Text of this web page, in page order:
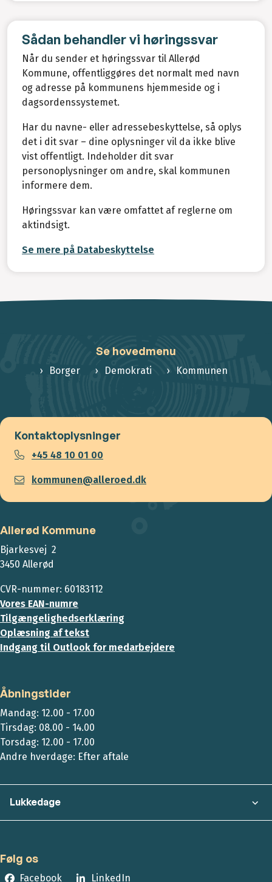
Sådan behandler vi høringssvar
Når du sender et høringssvar til Allerød
Kommune, offentliggøres det normalt med navn
og adresse på kommunens hjemmeside og i
dagsordenssystemet.
Har du navne- eller adressebeskyttelse, så oplys
det i dit svar – dine oplysninger vil da ikke blive
vist offentligt. Indeholder dit svar
personoplysninger om andre, skal kommunen
informere dem.
Høringssvar kan være omfattet af reglerne om
aktindsigt.
Se mere på Databeskyttelse
Se hovedmenu
Borger Demokrati Kommunen
Kontaktoplysninger
+45 48 10 01 00
kommunen@alleroed.dk
Allerød Kommune
Bjarkesvej 2
3450 Allerød
CVR-nummer: 60183112
Vores EAN-numre
Tilgængelighedserklæring
Oplæsning af tekst
Indgang til Outlook for medarbejdere
Åbningstider
Mandag: 12.00 - 17.00
Tirsdag: 08.00 - 14.00
Torsdag: 12.00 - 17.00
Andre hverdage: Efter aftale
Lukkedage
Følg os
Facebook LinkedIn